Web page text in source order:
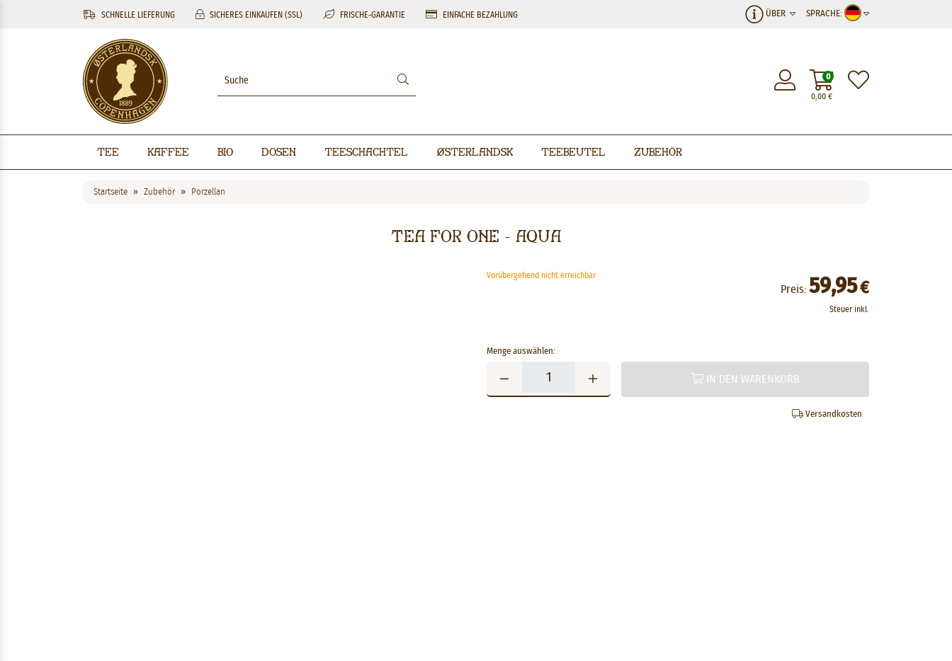
SCHNELLE LIEFERUNG SICHERES EINKAUFEN (SSL) FRISCHE-GARANTIE EINFACHE BEZAHLUNG SPRACHE:
ÜBER
0,00€
0
Tee Kaffee BIO Dosen Teeschachtel Østerlandsk Teebeutel Zubehör
Startseite Zubehör Porzellan
Tea For One - Aqua
Vorübergehend nicht erreichbar
Preis: 59,95€
Steuer inkl.
Menge auswählen:
IN DEN WARENKORB
Versandkosten